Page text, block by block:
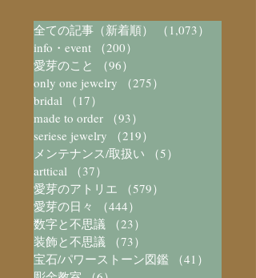
全ての記事（新着順） （1,073）
info・event
（200）
愛芽のこと
（96）
only one jewelry
（275）
bridal
（17）
made to order
（93）
seriese jewelry
（219）
メンテナンス/取扱い
（5）
arttical
（37）
愛芽のアトリエ
（579）
愛芽の日々
（444）
数字と不思議
（23）
装飾と不思議
（73）
宝石/パワーストーン図鑑
（41）